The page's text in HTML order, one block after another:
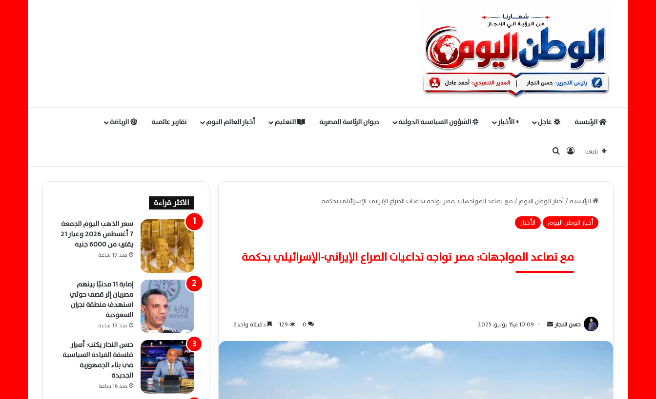
الرئيسية عاجل الأخبار الشؤون السياسية الدولية ديوان الرئاسة المصرية التعليم أخبار العالم اليوم تقارير عالمية الرياضة
تابعنا تسجيل الدخول
الرئيسية/أخبار الوطن اليوم/مع تصاعد المواجهات: مصر تواجه تداعيات الصراع الإيراني-الإسرائيلي بحكمة
أخبار الوطن اليوم
الأخبار
مع تصاعد المواجهات: مصر تواجه تداعيات الصراع الإيراني-الإسرائيلي بحكمة
حسن النجار 10:09 م15 يونيو، 2025 0
129 دقيقة واحدة
الاكثر قراءة
سعر الذهب اليوم الجمعة
7 أغسطس 2026 وعيار 21
يقترب من 6000 جنيه
منذ 19 ساعة
إصابة 11 مدنيًا بينهم
مصريان إثر قصف حوثي
استهدف منطقة نجران
السعودية
منذ 19 ساعة
حسن النجار يكتب: أسرار
فلسفة القيادة السياسية
في بناء الجمهورية
الجديدة
منذ 16 ساعة